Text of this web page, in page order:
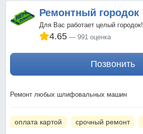
Ремонтный городок
Для Вас работает целый городок!
4.65 991 оценка
Позвонить
Ремонт любых шлифовальных машин
оплата картой срочный ремонт